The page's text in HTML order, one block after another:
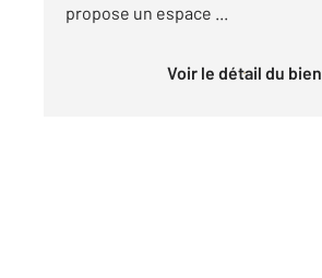
propose un espace ...
Voir le détail du bien